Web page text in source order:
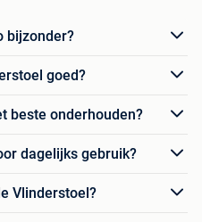
bijzonder?
goed?
beste onderhouden?
dagelijks gebruik?
Vlinderstoel?